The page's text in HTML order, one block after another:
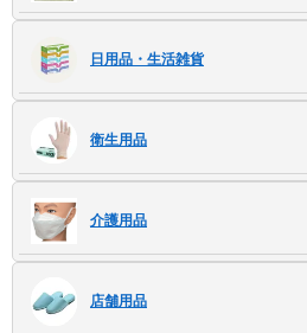
日用品・生活雑貨
衛生用品
介護用品
店舗用品